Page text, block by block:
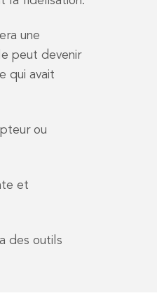
une
peut devenir
qui avait
ou
et
des outils